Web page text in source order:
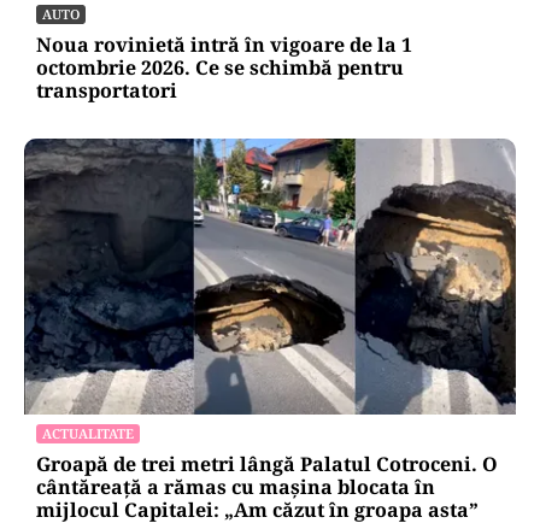
AUTO
Noua rovinietă intră în vigoare de la 1
octombrie 2026. Ce se schimbă pentru
transportatori
ACTUALITATE
Groapă de trei metri lângă Palatul Cotroceni. O
cântăreață a rămas cu mașina blocata în
mijlocul Capitalei: „Am căzut în groapa asta”